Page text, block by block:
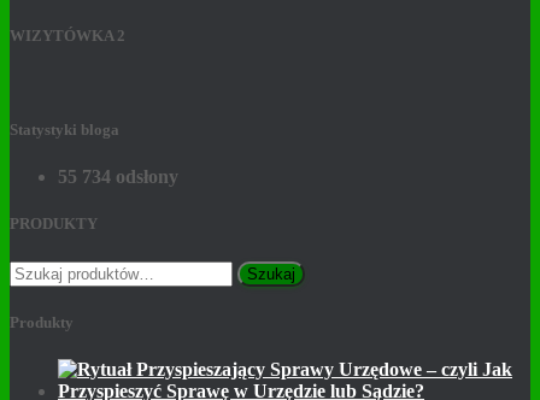
WIZYTÓWKA 2
Statystyki bloga
55 734 odsłony
PRODUKTY
Szukaj: Szukaj
Produkty